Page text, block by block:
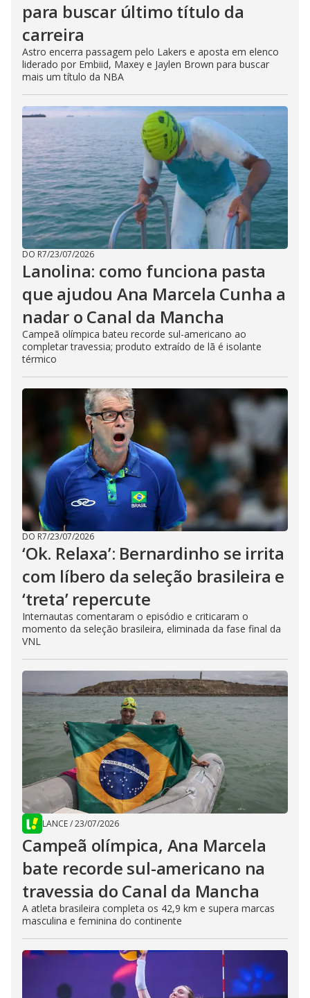
para buscar último título da
carreira
Astro encerra passagem pelo Lakers e aposta em elenco
liderado por Embiid, Maxey e Jaylen Brown para buscar
mais um título da NBA
DO R7/23/07/2026
Lanolina: como funciona pasta
que ajudou Ana Marcela Cunha a
nadar o Canal da Mancha
Campeã olímpica bateu recorde sul-americano ao
completar travessia; produto extraído de lã é isolante
térmico
DO R7/23/07/2026
‘Ok. Relaxa’: Bernardinho se irrita
com líbero da seleção brasileira e
‘treta’ repercute
Internautas comentaram o episódio e criticaram o
momento da seleção brasileira, eliminada da fase final da
VNL
LANCE/23/07/2026
Campeã olímpica, Ana Marcela
bate recorde sul-americano na
travessia do Canal da Mancha
A atleta brasileira completa os 42,9 km e supera marcas
masculina e feminina do continente